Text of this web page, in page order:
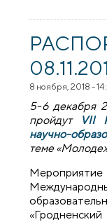
8 ноября, 2018 -
5-6 декабря
пройдут
VII
научно-
теме
Мероприятие